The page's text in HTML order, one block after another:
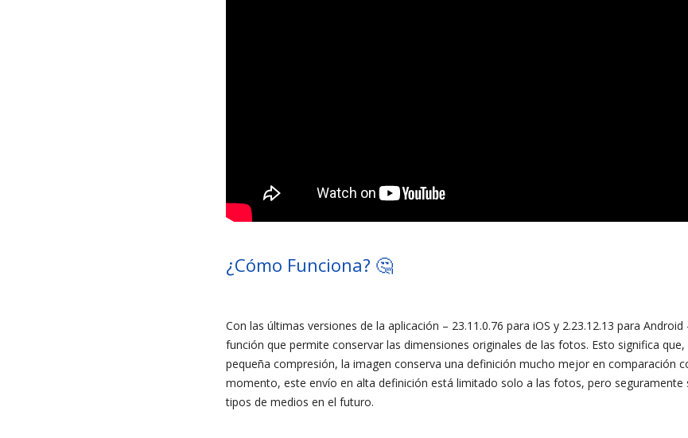
¿Cómo Funciona? 🤔
Con las últimas versiones de la aplicación – 23.11.0.76 para iOS y 2.23.12.13 para
función que permite conservar las dimensiones originales de las fotos. Esto significa
pequeña compresión, la imagen conserva una definición mucho mejor en comparación
momento, este envío en alta definición está limitado solo a las fotos, pero seguramente
tipos de medios en el futuro.